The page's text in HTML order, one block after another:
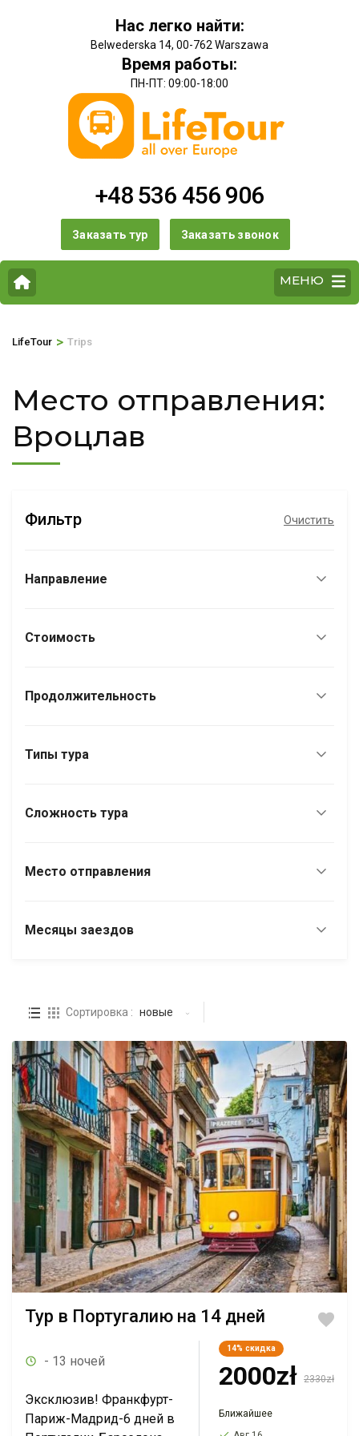
Нас легко найти:
Belwederska 14, 00-762 Warszawa
Время работы:
ПН-ПТ: 09:00-18:00
+48 536 456 906
Заказать тур Заказать звонок
МЕНЮ
LifeTour > Trips
Место отправления:
Вроцлав
Фильтр Очистить
Направление
Стоимость
Продолжительность
Типы тура
Сложность тура
Место отправления
Месяцы заездов
Сортировка : новые
Тур в Португалию на 14 дней
- 13 ночей
Эксклюзив! Франкфурт-
Париж-Мадрид-6 дней в
14% скидка
2000zł 2330zł
Ближайшее